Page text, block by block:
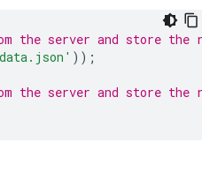
the server and store the
));
the server and store the